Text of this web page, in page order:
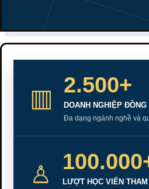
▥ 2.500+
DOANH NGHIỆP ĐỒNG
Đa dạng ngành nghề và
♙ LƯỢT HỌC VIÊN